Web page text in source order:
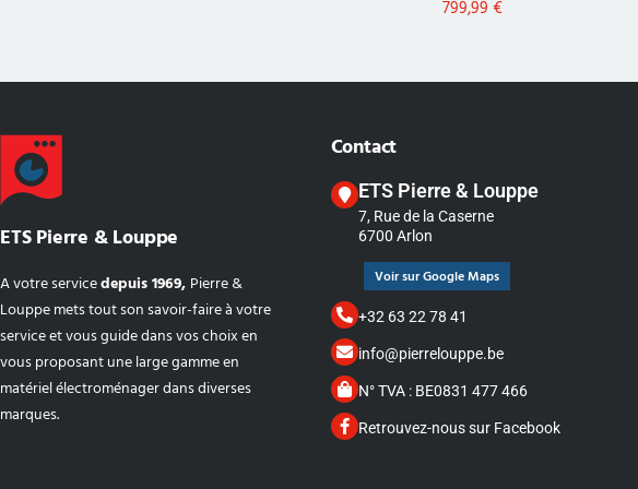
799,99 €
ETS Pierre & Louppe
A votre servicedepuis 1969, Pierre &
Louppe mets tout son savoir-faire à votre
service et vous guide dans vos choix en
vous proposant une large gamme en
matériel électroménager dans diverses
marques.
Contact
ETS Pierre & Louppe
7, Rue de la Caserne
6700 Arlon
Voir sur Google Maps
+32 63 22 78 41
info@pierrelouppe.be
N° TVA : BE0831 477 466
Retrouvez-nous sur Facebook